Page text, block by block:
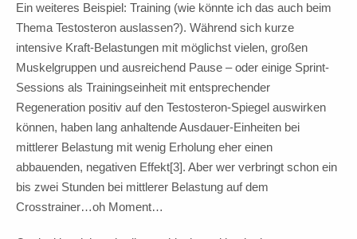
Ein weiteres Beispiel: Training (wie könnte ich das auch beim
Thema Testosteron auslassen?). Während sich kurze
intensive Kraft-Belastungen mit möglichst vielen, großen
Muskelgruppen und ausreichend Pause – oder einige Sprint-
Sessions als Trainingseinheit mit entsprechender
Regeneration positiv auf den Testosteron-Spiegel auswirken
können, haben lang anhaltende Ausdauer-Einheiten bei
mittlerer Belastung mit wenig Erholung eher einen
abbauenden, negativen Effekt[3]. Aber wer verbringt schon ein
bis zwei Stunden bei mittlerer Belastung auf dem
Crosstrainer…oh Moment…